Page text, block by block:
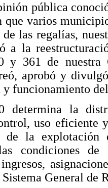
pública
varios
de las regalías,
a la
y 361 de
aprobó y
funcionamiento
determina la
uso eficiente
de la explotación
condiciones
General de